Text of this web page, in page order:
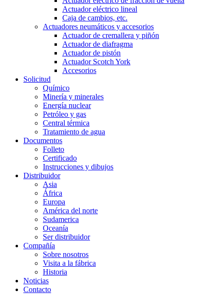
Actuador eléctrico lineal
Caja de cambios, etc.
Actuadores neumáticos y accesorios
Actuador de cremallera y piñón
Actuador de diafragma
Actuador de pistón
Actuador Scotch York
Accesorios
Solicitud
Químico
Minería y minerales
Energía nuclear
Petróleo y gas
Central térmica
Tratamiento de agua
Documentos
Folleto
Certificado
Instrucciones y dibujos
Distribuidor
Asia
África
Europa
América del norte
Sudamerica
Oceanía
Ser distribuidor
Compañía
Sobre nosotros
Visita a la fábrica
Historia
Noticias
Contacto